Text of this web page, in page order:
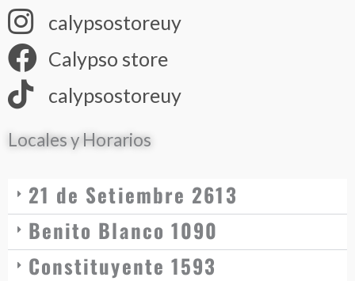
calypsostoreuy
Calypso store
calypsostoreuy
Locales y Horarios
21 de Setiembre 2613
Benito Blanco 1090
Constituyente 1593